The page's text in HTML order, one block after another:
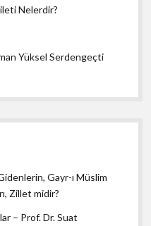
Nelerdir?
Yüksel Serdengeçti
Gayr-ı Müslim
Zillet midir?
– Prof. Dr. Suat